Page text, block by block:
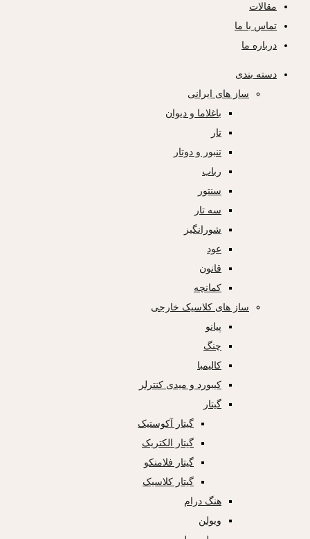
مقالات
تماس با ما
درباره ما
دسته بندی
ساز های ایرانی
باغلاما و دیوان
تار
تنبور و دوتار
رباب
سنتور
سه تار
شورانگیز
عود
قانون
کمانچه
ساز های کلاسیک خارجی
پیانو
چنگ
کالیمبا
کیبورد و میدی کنترلر
گیتار
گیتار آکوستیک
گیتار الکتریک
گیتار فلامنکو
گیتار کلاسیک
هنگ درام
ویولن